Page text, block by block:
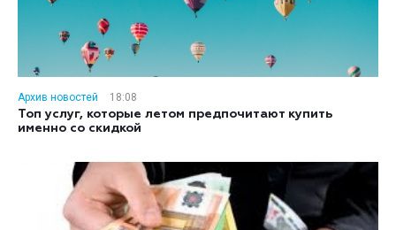
Архив новостей
18:08
Топ услуг, которые летом предпочитают купить
именно со скидкой